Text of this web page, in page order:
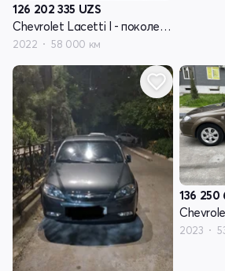
126 202 335 UZS
Chevrolet Lacetti I - поколение рестайлинг
2022 58 000 км
136 250
2023